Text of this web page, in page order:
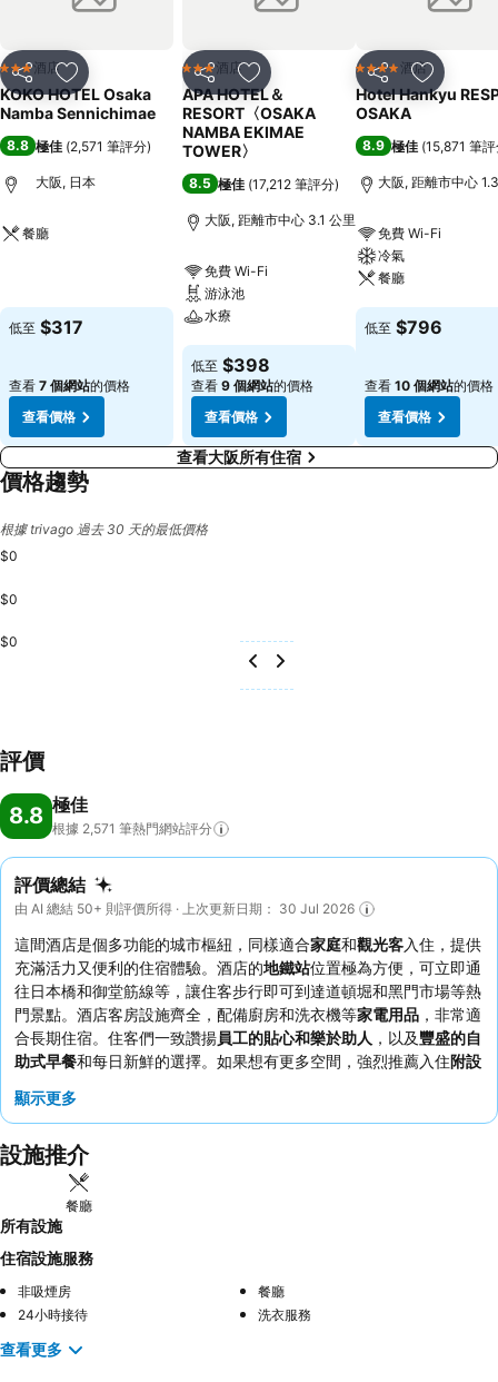
分享 放到收藏夾
3 星級酒店
KOKO HOTEL Osaka
Namba Sennichimae
8.8 極佳 (2,571 筆評分)
大阪, 日本
餐廳
低至 $317
查看 7 個網站的價格
查看價格
分享 放到收藏夾
3 星級酒店
APA HOTEL＆
RESORT〈OSAKA
NAMBA EKIMAE
TOWER〉
8.5 極佳 (17,212 筆評分)
大阪, 距離市中心 3.1 公里
免費 Wi-Fi
游泳池
水療
查看價格
低至 $398
查看 9 個網站的價格
查看價格
分享 放到收藏
4 星級 酒店
Hotel Hankyu
OSAKA
8.9 極佳 (15,871 筆
大阪, 距離市中心
免費 Wi-Fi
冷氣
餐廳
查看價格
低至 $796
查看 10 個網站的價格
查看價格
查看大阪所有住宿
價格趨勢
根據 trivago 過去 30 天的最低價格
$0
$0
$0
評價
8.8 極佳
根據 2,571 筆熱門網站評分
評價總結
由 AI 總結 50+ 則評價所得 · 上次更新日期： 30 Jul 2026
這間酒店是個多功能的城市樞紐，同樣適合家庭和觀光客入住，提供
充滿活力又便利的住宿體驗。酒店的地鐵站位置極為方便，可立即通
往日本橋和御堂筋線等，讓住客步行即可到達道頓堀和黑門市場等熱
門景點。酒店客房設施齊全，配備廚房和洗衣機等家電用品 ，非常適
合長期住宿。住客們一致讚揚員工的貼心和樂於助人 ，以及豐盛的自
助式早餐和每日新鮮的選擇。如果想有更多空間，強烈推薦入住附設
顯示更多
設施推介
餐廳
所有設施
住宿設施服務
非吸煙房
餐廳
24小時接待
洗衣服務
查看更多